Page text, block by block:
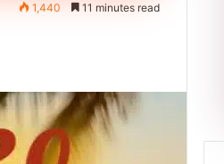
1,440 11 minutes read